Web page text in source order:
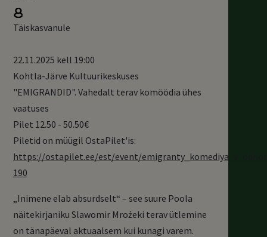
Täiskasvanule
22.11.2025 kell 19:00
Kohtla-Järve Kultuurikeskuses
"EMIGRANDID". Vahedalt terav komöödia ühes
vaatuses
Pilet 12.50 - 50.50€
Piletid on müügil OstaPilet'is:
https://ostapilet.ee/est/event/
190
„Inimene elab absurdselt“ – see suure Poola
näitekirjaniku Slawomir Mrożeki terav ütlemine
on tänapäeval aktuaalsem kui kunagi varem.